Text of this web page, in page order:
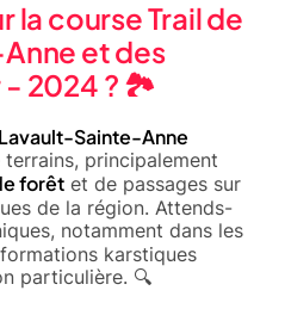
la course Trail de
et des
- 2024 ? 🏞️
Sainte-Anne
principalement
forêt et de passages sur
de la région. Attends-
notamment dans les
karstiques
particulière. 🔍